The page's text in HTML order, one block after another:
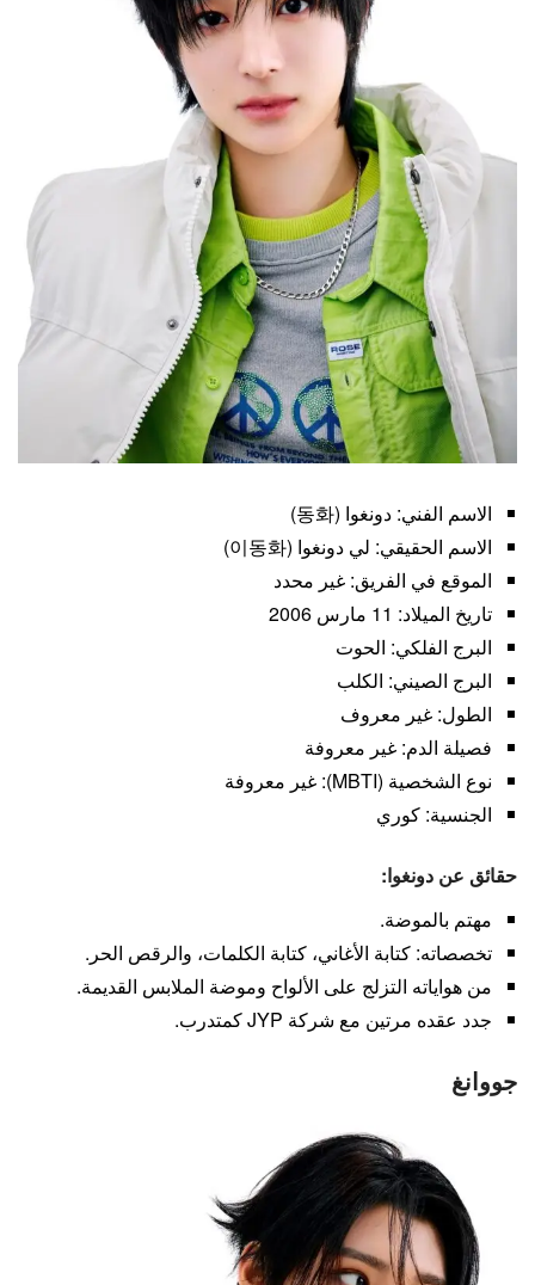
الاسم الفني: دونغوا (동화)
الاسم الحقيقي: لي دونغوا (이동화)
الموقع في الفريق: غير محدد
تاريخ الميلاد: 11 مارس 2006
البرج الفلكي: الحوت
البرج الصيني: الكلب
الطول: غير معروف
فصيلة الدم: غير معروفة
نوع الشخصية (MBTI): غير معروفة
الجنسية: كوري
حقائق عن دونغوا:
مهتم بالموضة.
تخصصاته: كتابة الأغاني، كتابة الكلمات، والرقص الحر.
من هواياته التزلج على الألواح وموضة الملابس القديمة.
جدد عقده مرتين مع شركة JYP كمتدرب.
جووانغ